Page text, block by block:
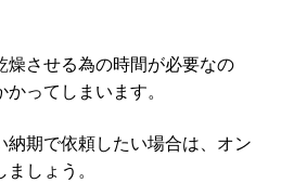
燥させる為の時間が必要なの
ってしまいます。
納期で依頼したい場合は、オン
しょう。